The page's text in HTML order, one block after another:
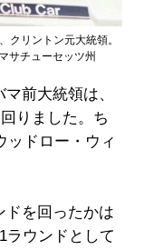
クリントン元大統領。
サチューセッツ州
前大統領は、
りました。ち
ッドロー・ウィ
を回ったかは
ラウンドとして